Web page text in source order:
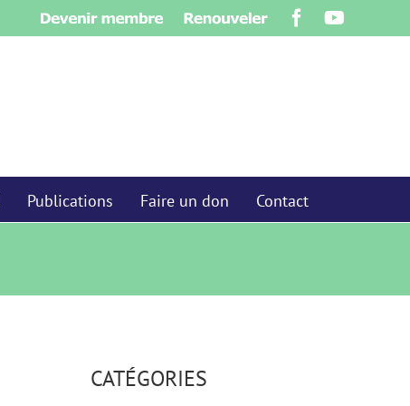
Devenir
membre
Renouveler Facebook
Publications Faire un don Contact
CATÉGORIES